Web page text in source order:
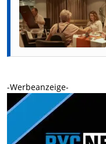
-Werbeanzeige-